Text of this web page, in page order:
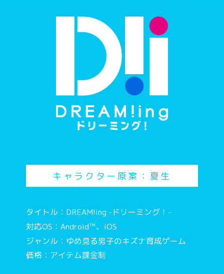
キャラクター原案：夏生
タイトル：DREAM!ing -ドリーミング！-
対応OS：Android™、iOS
ジャンル：ゆめ見る男子のキズナ育成ゲーム
価格：アイテム課金制